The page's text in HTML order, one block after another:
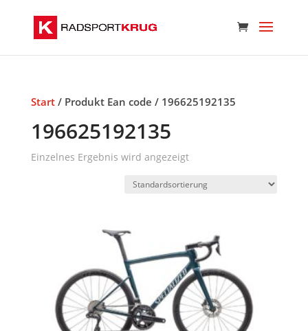
Start/ Produkt Ean code / 196625192135
196625192135
Einzelnes Ergebnis wird angezeigt